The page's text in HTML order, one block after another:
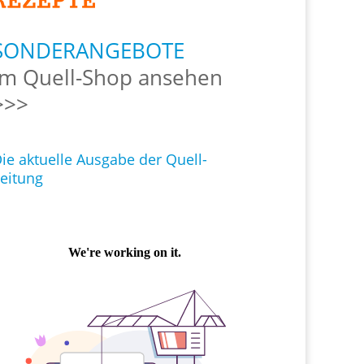
Quell-Shop ansehen
aktuelle Ausgabe der Quell-